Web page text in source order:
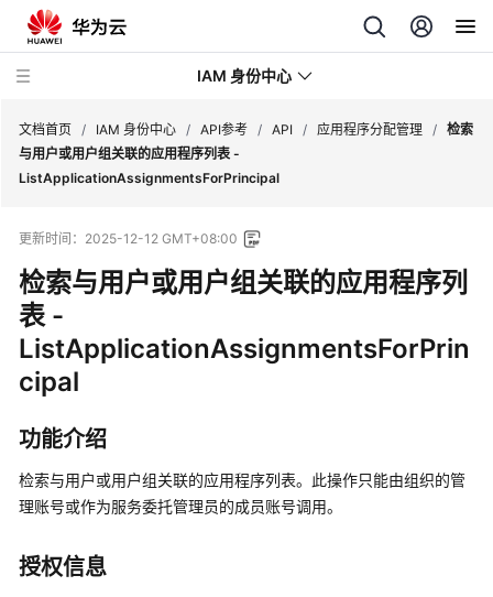
IAM 身份中心
动
态
产
品
绍
快
速
入
门
用
文档首页 / IAM 身份中心 / API参考 / API / 应用程序分配管理 / 检索
与用户或用户组关联的应用程序列表 -
ListApplicationAssignmentsForPrincipal
更新时间： 2025-12-12 GMT+08:00
检索与用户或用户组关联的应用程序列
表 -
ListApplicationAssignmentsForPrin
cipal
功能介绍
检索与用户或用户组关联的应用程序列表。此操作只能由组织的管
理账号或作为服务委托管理员的成员账号调用。
授权信息